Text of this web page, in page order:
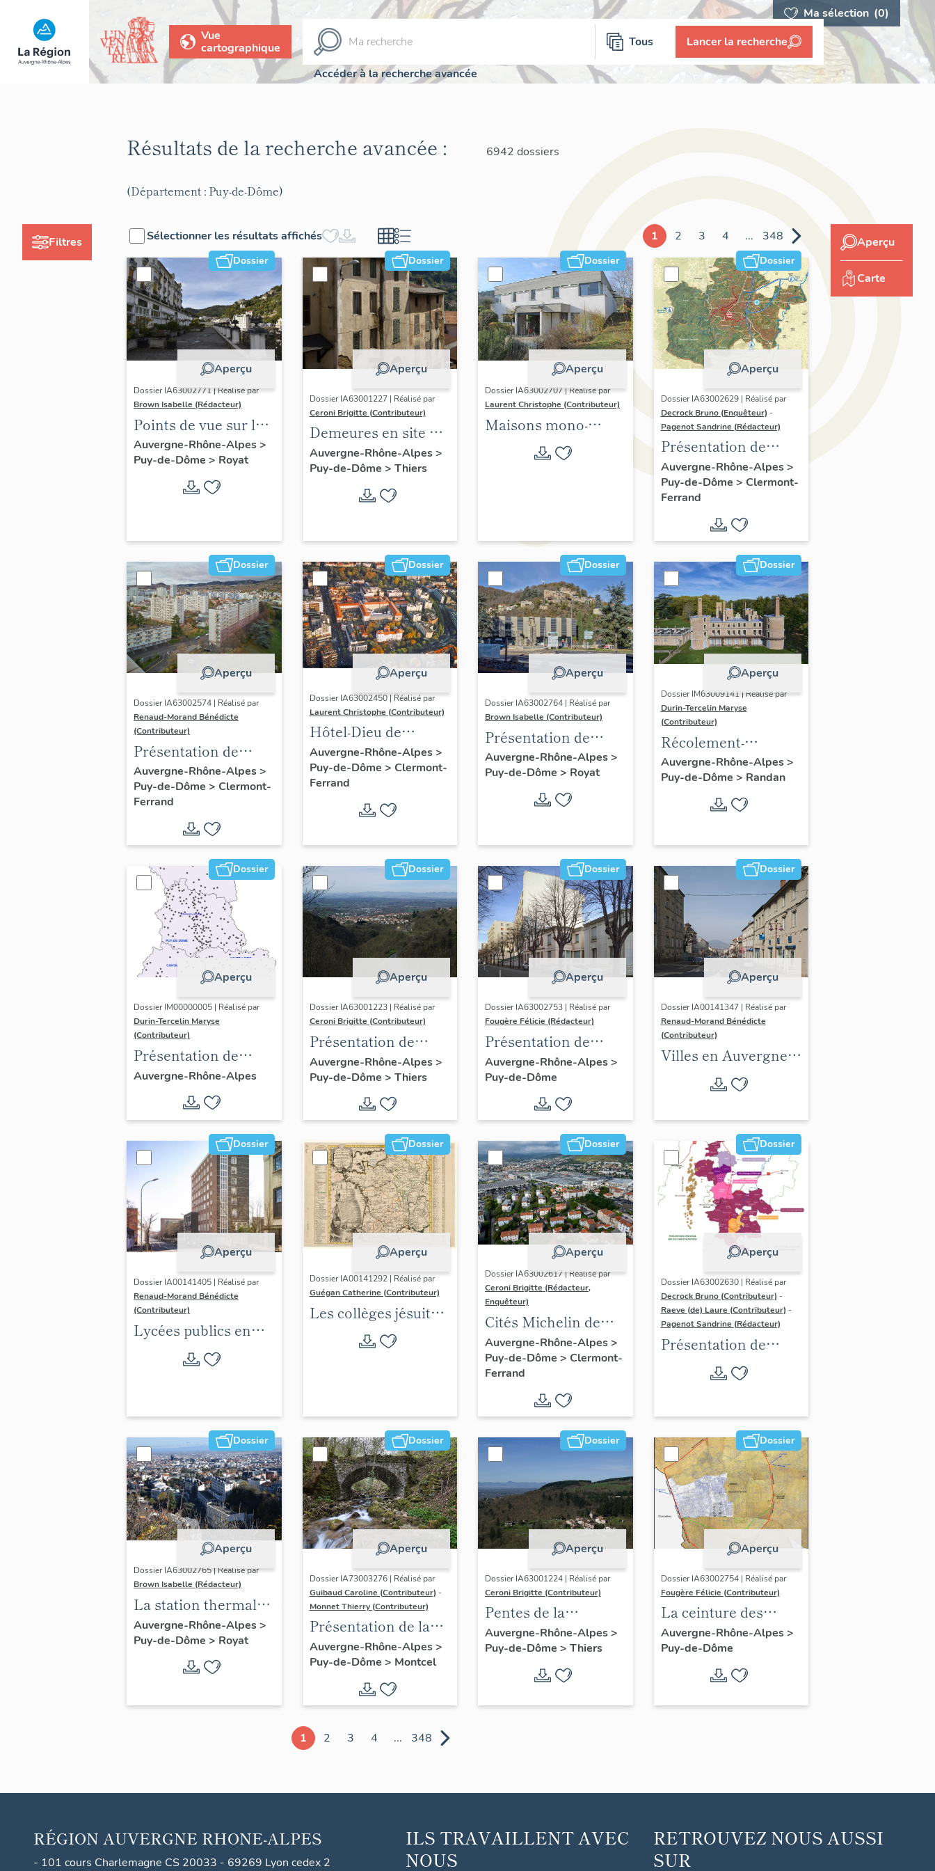
Ma sélection (0)
Vue
cartographique
Tous Lancer la recherche
Accéder à la recherche avancée
Filtres
Résultats de la recherche avancée : 6942 dossiers
(Département : Puy-de-Dôme)
Sélectionner les résultats affichés 1 2 3 4 ... 348
Dossier
Aperçu
Dossier IA63002771 | Réalisé par
Brown Isabelle (Rédacteur)
Points de vue sur le
paysage thermal
Auvergne-Rhône-Alpes>
Puy-de-Dôme > Royat
Dossier
Aperçu
Dossier IA63001227 | Réalisé par
Ceroni Brigitte (Contributeur)
Demeures en site de
pente
Auvergne-Rhône-Alpes>
Puy-de-Dôme > Thiers
Dossier
Aperçu
Dossier IA63002707 | Réalisé par
Laurent Christophe (Contributeur)
Maisons mono-
familiales
singulières des
Clermont Auvergne
métropole. 2021-2024.
Dossier
Aperçu
Dossier IA63002629 | Réalisé par
Decrock Bruno (Enquêteur) -
Pagenot Sandrine (Rédacteur)
Présentation de
l'opération
d'inventaire du
patrimoine viticole
du territoire de
Clermont-Auvergne-
Métropole
Auvergne-Rhône-Alpes>
Puy-de-Dôme > Clermont-
Ferrand
Dossier
Aperçu
Dossier IA63002574 | Réalisé par
Renaud-Morand Bénédicte
(Contributeur)
Présentation de
l'opération
ponctuelle "Muraille
de Chine" (de
Clermont-Ferrand)
Auvergne-Rhône-Alpes>
Puy-de-Dôme > Clermont-
Ferrand
Dossier
Aperçu
Dossier IA63002450 | Réalisé par
Laurent Christophe (Contributeur)
Hôtel-Dieu de
Clermont-Ferrand :
les raisons de l'étude
Auvergne-Rhône-Alpes>
Puy-de-Dôme > Clermont-
Ferrand
Dossier
Aperçu
Dossier IA63002764 | Réalisé par
Brown Isabelle (Contributeur)
Présentation de
l'opération
d'inventaire de la
station thermale de
Royat-Chamalières
Auvergne-Rhône-Alpes>
Puy-de-Dôme > Royat
Dossier
Aperçu
Dossier IM63009141 | Réalisé par
Durin-Tercelin Maryse
(Contributeur)
Récolement-
inventaire du fonds
mobilier du domaine
royal de Randan
Auvergne-Rhône-Alpes>
Puy-de-Dôme > Randan
Dossier
Aperçu
Dossier IM00000005 | Réalisé par
Durin-Tercelin Maryse
(Contributeur)
Présentation de
l’opération tissus et
ornements
liturgiques en
Auvergne-Rhône-Alpes
Dossier
Aperçu
Dossier IA63001223 | Réalisé par
Ceroni Brigitte (Contributeur)
Présentation de
l'enquête thématique
régionale "Pentes de
la commune de
Thiers"
Auvergne-Rhône-Alpes>
Puy-de-Dôme > Thiers
Dossier
Aperçu
Dossier IA63002753 | Réalisé par
Fougère Félicie (Rédacteur)
Présentation de
l'opération
d'inventaire des
boulevards de
ceinture de
Clermont-Ferrand
Auvergne-Rhône-Alpes>
Puy-de-Dôme
Dossier
Aperçu
Dossier IA00141347 | Réalisé par
Renaud-Morand Bénédicte
(Contributeur)
Villes en Auvergne :
les formes urbaines
Dossier
Aperçu
Dossier IA00141405 | Réalisé par
Renaud-Morand Bénédicte
(Contributeur)
Lycées publics en
espace urbain (1802-
Dossier
Aperçu
Dossier IA00141292 | Réalisé par
Guégan Catherine (Contributeur)
Les collèges jésuites
d'Ancien Régime
(1556-1763) dans la
Dossier
Aperçu
Dossier IA63002617 | Réalisé par
Ceroni Brigitte (Rédacteur,
Enquêteur)
Cités Michelin de
l'agglomération
clermontoise
Auvergne-Rhône-Alpes>
Puy-de-Dôme > Clermont-
Ferrand
Dossier
Aperçu
Dossier IA63002630 | Réalisé par
Decrock Bruno (Contributeur) -
Raeve (de) Laure (Contributeur) -
Pagenot Sandrine (Rédacteur)
Présentation de
l'aire d'étude de
l'inventaire du
de Clermont-
Auvergne-Métropole
Dossier
Aperçu
Dossier IA63002765 | Réalisé par
Brown Isabelle (Rédacteur)
La station thermale
de Royat-
Chamalières
Auvergne-Rhône-Alpes>
Puy-de-Dôme > Royat
Dossier
Aperçu
Dossier IA73003276 | Réalisé par
Guibaud Caroline (Contributeur) -
Monnet Thierry (Contributeur)
Présentation de la
commune de
Montcel
Auvergne-Rhône-Alpes>
Puy-de-Dôme > Montcel
Dossier
Aperçu
Dossier IA63001224 | Réalisé par
Ceroni Brigitte (Contributeur)
Pentes de la
commune de Thiers
Auvergne-Rhône-Alpes>
Puy-de-Dôme > Thiers
Dossier
Aperçu
Dossier IA63002754 | Réalisé par
Fougère Félicie (Contributeur)
La ceinture des
boulevards de
Clermont-Ferrand
Auvergne-Rhône-Alpes>
Puy-de-Dôme
1 2 3 4 ... 348
Aperçu
Carte
RÉGION AUVERGNE RHONE-ALPES
- 101 cours Charlemagne CS 20033 - 69269 Lyon cedex 2
ILS TRAVAILLENT AVEC
NOUS
RETROUVEZ NOUS AUSSI
SUR